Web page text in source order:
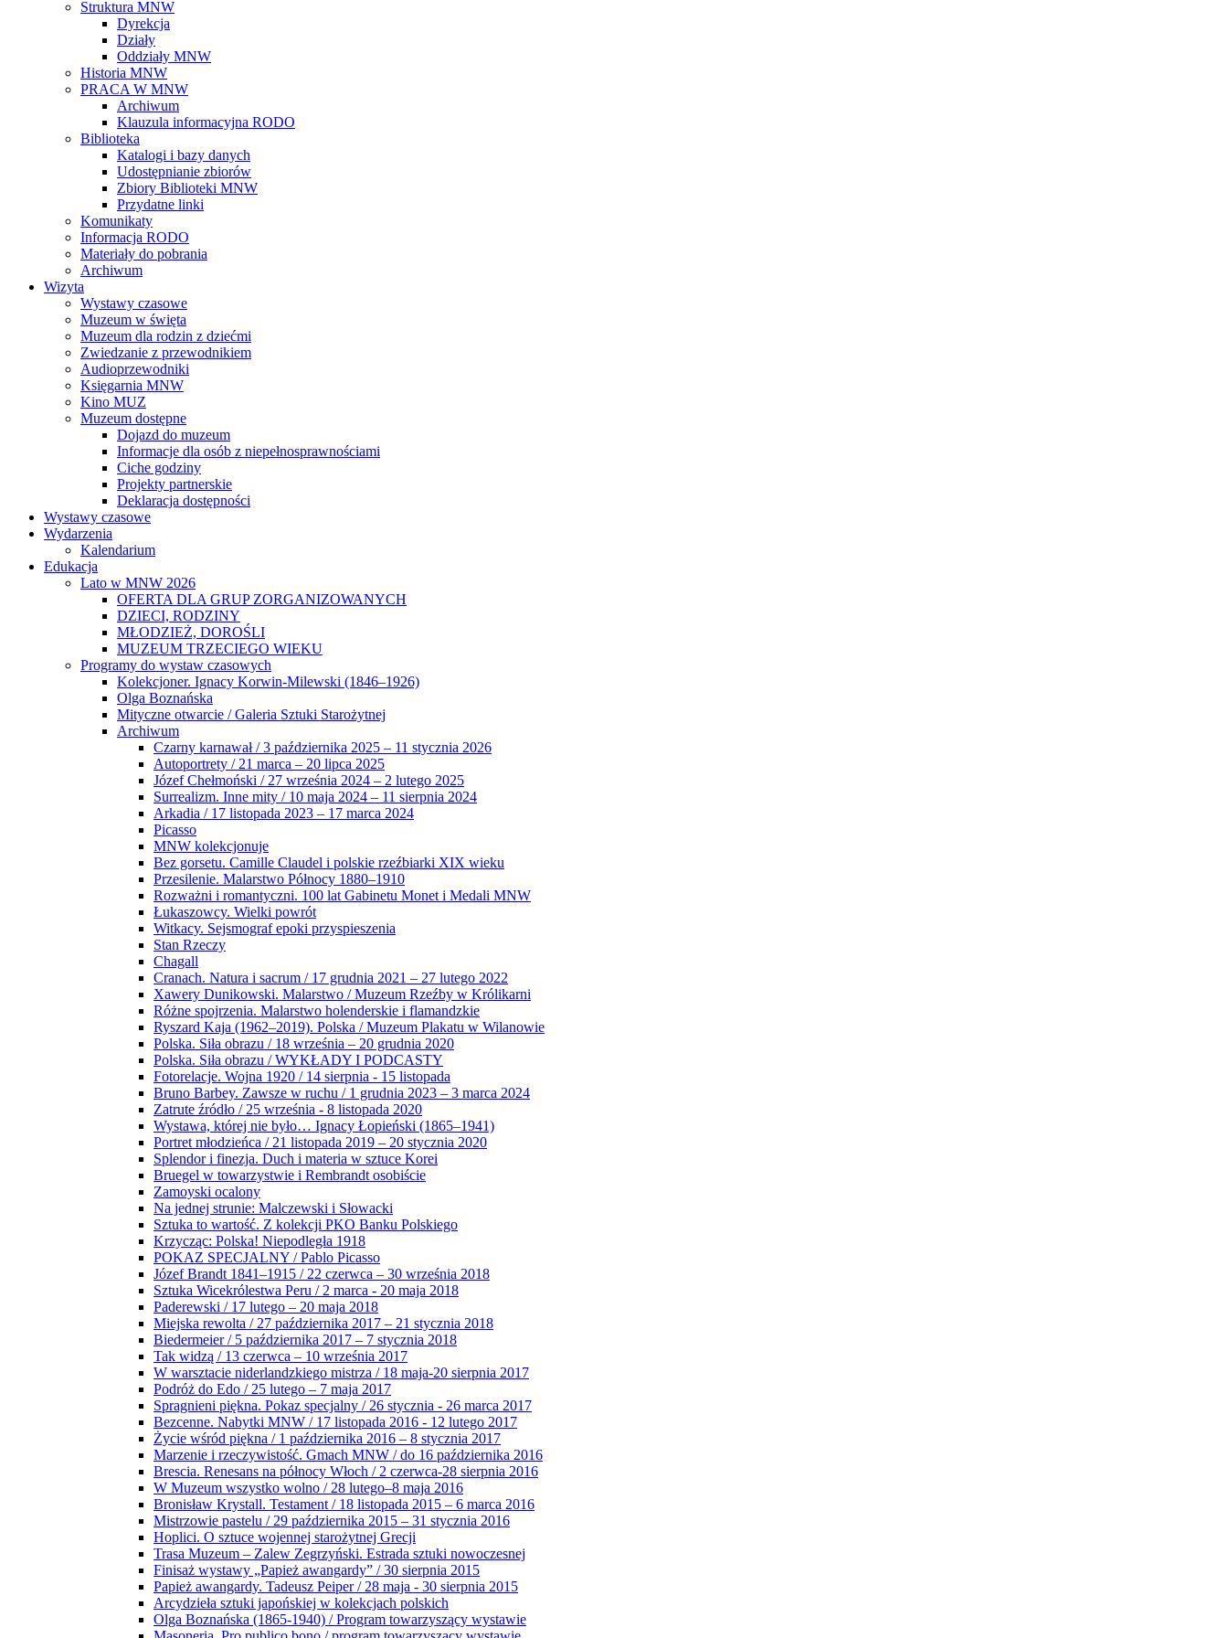
Struktura MNW
Dyrekcja
Działy
Oddziały MNW
Historia MNW
PRACA W MNW
Archiwum
Klauzula informacyjna RODO
Biblioteka
Katalogi i bazy danych
Udostępnianie zbiorów
Zbiory Biblioteki MNW
Przydatne linki
Komunikaty
Informacja RODO
Materiały do pobrania
Archiwum
Wizyta
Wystawy czasowe
Muzeum w święta
Muzeum dla rodzin z dziećmi
Zwiedzanie z przewodnikiem
Audioprzewodniki
Księgarnia MNW
Kino MUZ
Muzeum dostępne
Dojazd do muzeum
Informacje dla osób z niepełnosprawnościami
Ciche godziny
Projekty partnerskie
Deklaracja dostępności
Wystawy czasowe
Wydarzenia
Kalendarium
Edukacja
Lato w MNW 2026
OFERTA DLA GRUP ZORGANIZOWANYCH
DZIECI, RODZINY
MŁODZIEŻ, DOROŚLI
MUZEUM TRZECIEGO WIEKU
Programy do wystaw czasowych
Kolekcjoner. Ignacy Korwin-Milewski (1846–1926)
Olga Boznańska
Mityczne otwarcie / Galeria Sztuki Starożytnej
Archiwum
Czarny karnawał / 3 października 2025 – 11 stycznia 2026
Autoportrety / 21 marca – 20 lipca 2025
Józef Chełmoński / 27 września 2024 – 2 lutego 2025
Surrealizm. Inne mity / 10 maja 2024 – 11 sierpnia 2024
Arkadia / 17 listopada 2023 – 17 marca 2024
Picasso
MNW kolekcjonuje
Bez gorsetu. Camille Claudel i polskie rzeźbiarki XIX wieku
Przesilenie. Malarstwo Północy 1880–1910
Rozważni i romantyczni. 100 lat Gabinetu Monet i Medali MNW
Łukaszowcy. Wielki powrót
Witkacy. Sejsmograf epoki przyspieszenia
Stan Rzeczy
Chagall
Cranach. Natura i sacrum / 17 grudnia 2021 – 27 lutego 2022
Xawery Dunikowski. Malarstwo / Muzeum Rzeźby w Królikarni
Różne spojrzenia. Malarstwo holenderskie i flamandzkie
Ryszard Kaja (1962–2019). Polska / Muzeum Plakatu w Wilanowie
Polska. Siła obrazu / 18 września – 20 grudnia 2020
Polska. Siła obrazu / WYKŁADY I PODCASTY
Fotorelacje. Wojna 1920 / 14 sierpnia - 15 listopada
Bruno Barbey. Zawsze w ruchu / 1 grudnia 2023 – 3 marca 2024
Zatrute źródło / 25 września - 8 listopada 2020
Wystawa, której nie było… Ignacy Łopieński (1865–1941)
Portret młodzieńca / 21 listopada 2019 – 20 stycznia 2020
Splendor i finezja. Duch i materia w sztuce Korei
Bruegel w towarzystwie i Rembrandt osobiście
Zamoyski ocalony
Na jednej strunie: Malczewski i Słowacki
Sztuka to wartość. Z kolekcji PKO Banku Polskiego
Krzycząc: Polska! Niepodległa 1918
POKAZ SPECJALNY / Pablo Picasso
Józef Brandt 1841–1915 / 22 czerwca – 30 września 2018
Sztuka Wicekrólestwa Peru / 2 marca - 20 maja 2018
Paderewski / 17 lutego – 20 maja 2018
Miejska rewolta / 27 października 2017 – 21 stycznia 2018
Biedermeier / 5 października 2017 – 7 stycznia 2018
Tak widzą / 13 czerwca – 10 września 2017
W warsztacie niderlandzkiego mistrza / 18 maja-20 sierpnia 2017
Podróż do Edo / 25 lutego – 7 maja 2017
Spragnieni piękna. Pokaz specjalny / 26 stycznia - 26 marca 2017
Bezcenne. Nabytki MNW / 17 listopada 2016 - 12 lutego 2017
Życie wśród piękna / 1 października 2016 – 8 stycznia 2017
Marzenie i rzeczywistość. Gmach MNW / do 16 października 2016
Brescia. Renesans na północy Włoch / 2 czerwca-28 sierpnia 2016
W Muzeum wszystko wolno / 28 lutego–8 maja 2016
Bronisław Krystall. Testament / 18 listopada 2015 – 6 marca 2016
Mistrzowie pastelu / 29 października 2015 – 31 stycznia 2016
Hoplici. O sztuce wojennej starożytnej Grecji
Trasa Muzeum – Zalew Zegrzyński. Estrada sztuki nowoczesnej
Finisaż wystawy „Papież awangardy” / 30 sierpnia 2015
Papież awangardy. Tadeusz Peiper / 28 maja - 30 sierpnia 2015
Arcydzieła sztuki japońskiej w kolekcjach polskich
Olga Boznańska (1865-1940) / Program towarzyszący wystawie